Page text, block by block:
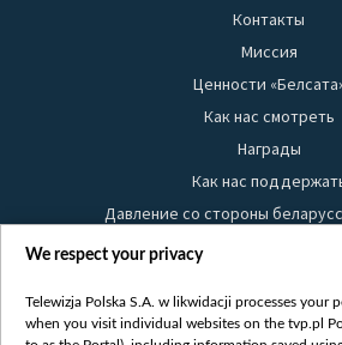
Контакты
Миссия
Ценности
Как нас смотреть
Награды
Как нас
Давление со стороны
Правила использования
Безопасность
We respect your privacy
Telewizja Polska S.A. w likwidacji processes your
when you visit individual websites on the tvp.pl